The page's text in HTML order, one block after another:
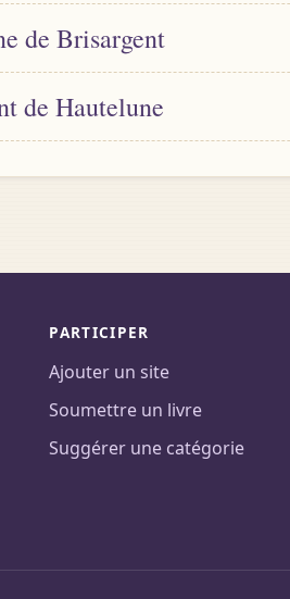
de Brisargent
de Hautelune
PARTICIPER
Ajouter un site
Soumettre un livre
Suggérer une catégorie